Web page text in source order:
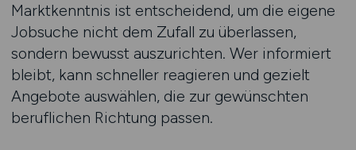
Marktkenntnis ist entscheidend, um die eigene
Jobsuche nicht dem Zufall zu überlassen,
sondern bewusst auszurichten. Wer informiert
bleibt, kann schneller reagieren und gezielt
Angebote auswählen, die zur gewünschten
beruflichen Richtung passen.